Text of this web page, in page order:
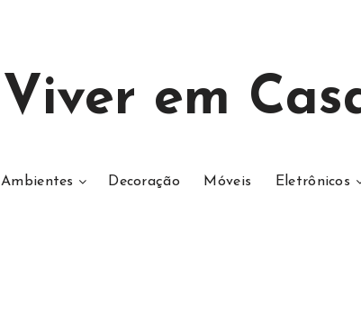
Viver em
Ambientes Decoração Móveis Eletrônicos